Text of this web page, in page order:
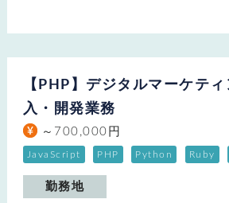
【PHP】デジタルマーケテ
入・開発業務
～700,000円
JavaScript PHP Python Ruby
勤務地